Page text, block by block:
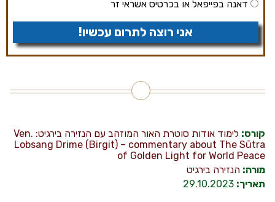
דאנה בפייפאל או בכרטיס אשראי זר
אני רוצה לתרום עכשיו!
קורס:
לימוד אודות סוטרת האור המוזהב עם הנזירה בירגיט: Ven.
Lobsang Drime (Birgit) – commentary about The Sūtra
of Golden Light for World Peace
מורה: הנזירה בירגיט
תאריך: